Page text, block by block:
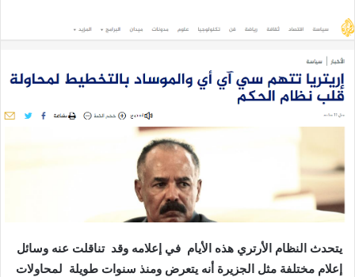
س
ر
ت
و
يتحدث النظام الأرتري هذه الأيام في إعلامه وقد تناقلت عنه وسائل
إعلام مختلفة مثل الجزيرة أنه يتعرض ومنذ سنوات طويلة لمحاولات